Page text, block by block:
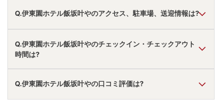
Q.伊東園ホテル飯坂叶やのアクセス、駐車場、送迎情報は?
A. 車で福島飯坂ＩＣより20分。
駐車場あり。
無料送迎あり。
Q.伊東園ホテル飯坂叶やのチェックイン・チェックアウト
時間は?
A. チェックインは15:00~18:00 、チェックアウトは〜
11:00
です。
※プランによって異なる場合があります。
Q.伊東園ホテル飯坂叶やの口コミ評価は?